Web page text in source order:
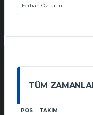
Ferhan Özturan
TÜM
POS TAKIM